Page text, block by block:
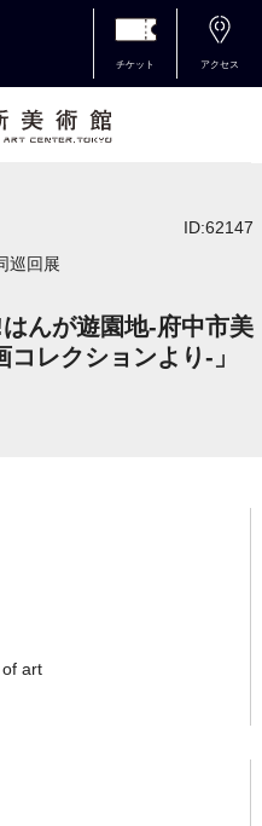
チケット アクセス
ID:62147
巡回展
んが遊園地-府中市美
レクションより-」
art